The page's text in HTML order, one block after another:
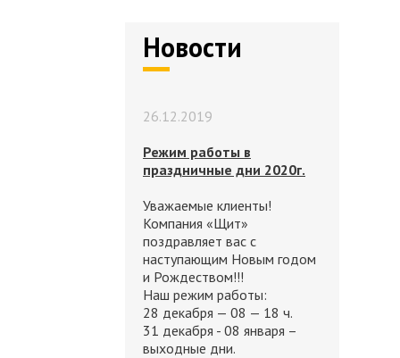
Новости
26.12.2019
Режим работы в
праздничные дни 2020г.
Уважаемые клиенты!
Компания «Щит»
поздравляет вас с
наступающим Новым годом
и Рождеством!!!
Наш режим работы:
28 декабря — 08 — 18 ч.
31 декабря - 08 января –
выходные дни.